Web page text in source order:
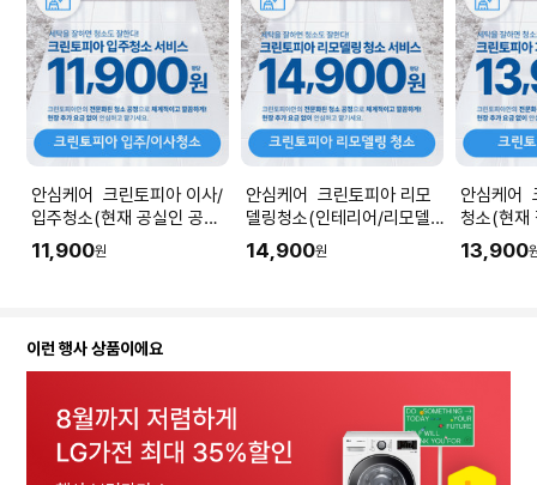
안심케어 크린토피아 이사/
입주청소(현재 공실인 공간
청소) I 공간 평수에 맞춰 수
량을 입력해주세요.
11,900원
안심케어 크린토피아 리모
델링청소(인테리어/리모델
링 공사 직후) I 공간 평수에
맞춰 수량을 입력해주세요.
14,900원
안심케어
청소(현재
소) I 공간
을 입력해
13,900
이런 행사 상품이에요